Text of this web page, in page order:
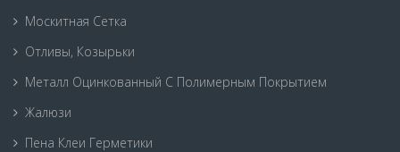
Москитная Сетка
Отливы, Козырьки
Металл Оцинкованный С Полимерным Покрытием
Жалюзи
Пена Клеи Герметики